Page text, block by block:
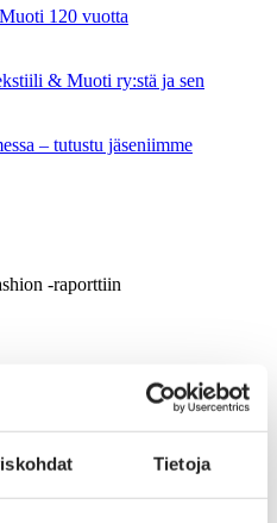
Tietoja
120 vuotta
& Muoti ry:stä ja sen
– tutustu jäseniimme
-raporttiin
Fashionin ja McKinsey-